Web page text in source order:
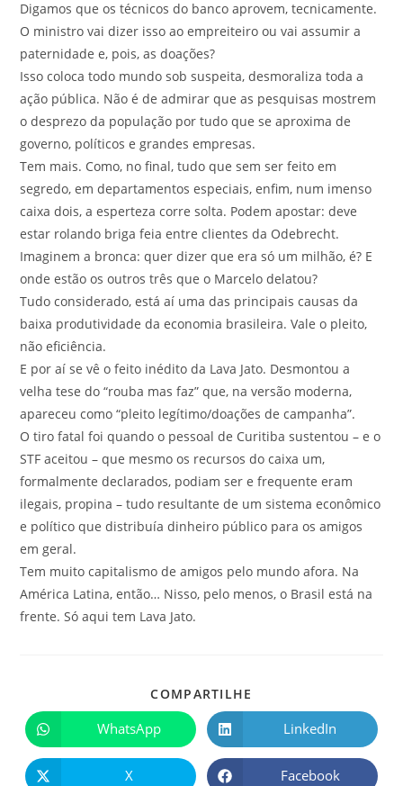
Digamos que os técnicos do banco aprovem, tecnicamente.
O ministro vai dizer isso ao empreiteiro ou vai assumir a
paternidade e, pois, as doações?
Isso coloca todo mundo sob suspeita, desmoraliza toda a
ação pública. Não é de admirar que as pesquisas mostrem
o desprezo da população por tudo que se aproxima de
governo, políticos e grandes empresas.
Tem mais. Como, no final, tudo que sem ser feito em
segredo, em departamentos especiais, enfim, num imenso
caixa dois, a esperteza corre solta. Podem apostar: deve
estar rolando briga feia entre clientes da Odebrecht.
Imaginem a bronca: quer dizer que era só um milhão, é? E
onde estão os outros três que o Marcelo delatou?
Tudo considerado, está aí uma das principais causas da
baixa produtividade da economia brasileira. Vale o pleito,
não eficiência.
E por aí se vê o feito inédito da Lava Jato. Desmontou a
velha tese do “rouba mas faz” que, na versão moderna,
apareceu como “pleito legítimo/doações de campanha”.
O tiro fatal foi quando o pessoal de Curitiba sustentou – e o
STF aceitou – que mesmo os recursos do caixa um,
formalmente declarados, podiam ser e frequente eram
ilegais, propina – tudo resultante de um sistema econômico
e político que distribuía dinheiro público para os amigos
em geral.
Tem muito capitalismo de amigos pelo mundo afora. Na
América Latina, então… Nisso, pelo menos, o Brasil está na
frente. Só aqui tem Lava Jato.
COMPARTILHE
WhatsApp LinkedIn
X Facebook